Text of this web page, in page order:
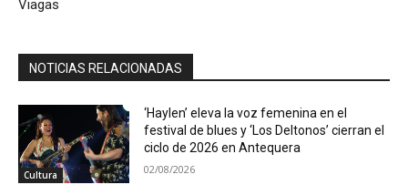
Viagas
NOTICIAS RELACIONADAS
Cultura
‘Haylen’ eleva la voz femenina en el
festival de blues y ‘Los Deltonos’ cierran el
ciclo de 2026 en Antequera
02/08/2026